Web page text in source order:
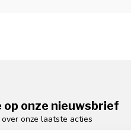
op onze nieuwsbrief
onze laatste acties